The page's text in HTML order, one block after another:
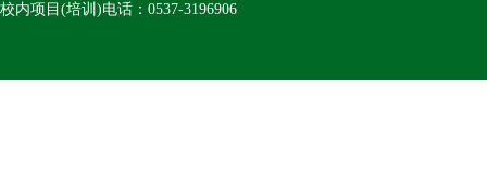
校内项目(培训)电话：0537-3196906